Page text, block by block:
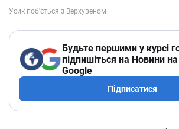
Будьте першими у курсі
підпишіться на Новини
Google
Підписатися